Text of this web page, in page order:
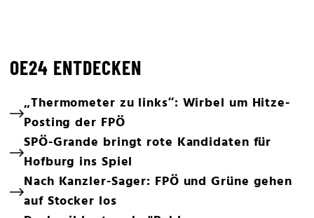
OE24 ENTDECKEN
„Thermometer zu links“: Wirbel um Hitze-
Posting der FPÖ
SPÖ-Grande bringt rote Kandidaten für
Hofburg ins Spiel
Nach Kanzler-Sager: FPÖ und Grüne gehen
auf Stocker los